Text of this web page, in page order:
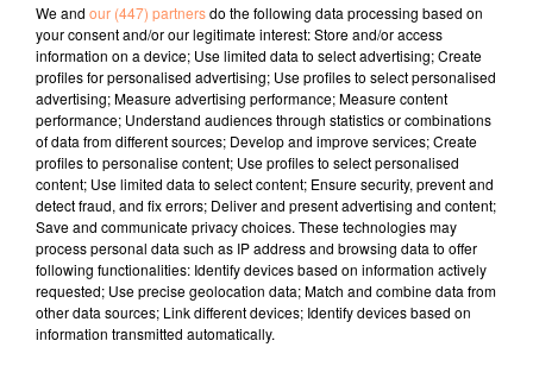
Les artistes EVA et Trois cafés Gourmands ont mis
l'ambiance aux Docks Village pour ce showcase Radio
STAR, à revivre en images....
We and our (447) partnersdo the following data processing based on
your consent and/or our legitimate interest: Store and/or access
information on a device; Use limited data to select advertising; Create
profiles for personalised advertising; Use profiles to select personalised
advertising; Measure advertising performance; Measure content
performance; Understand audiences through statistics or combinations
of data from different sources; Develop and improve services; Create
profiles to personalise content; Use profiles to select personalised
content; Use limited data to select content; Ensure security, prevent and
detect fraud, and fix errors; Deliver and present advertising and content;
Save and communicate privacy choices. These technologies may
process personal data such as IP address and browsing data to offer
following functionalities: Identify devices based on information actively
requested; Use precise geolocation data; Match and combine data from
other data sources; Link different devices; Identify devices based on
information transmitted automatically.